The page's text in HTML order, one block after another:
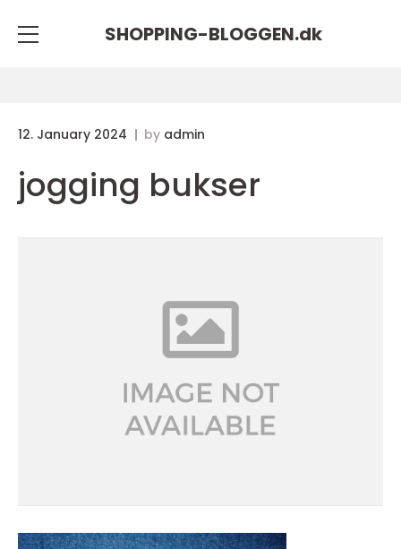
SHOPPING-BLOGGEN.dk
12. January 2024 by admin
jogging bukser